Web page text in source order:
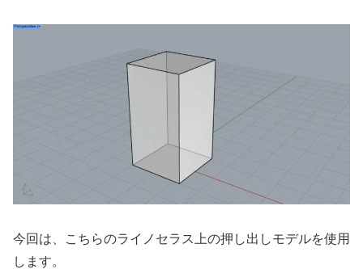
今回は、こちらのライノセラス上の押し出しモデルを使用
します。